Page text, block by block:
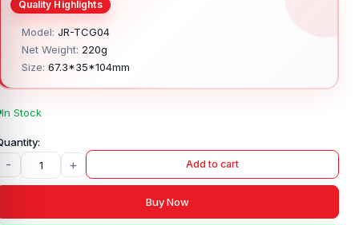
Model: JR-TCG04
Net Weight: 220g
Size: 67.3*35*104mm
In Stock
- + Add to cart
Buy Now